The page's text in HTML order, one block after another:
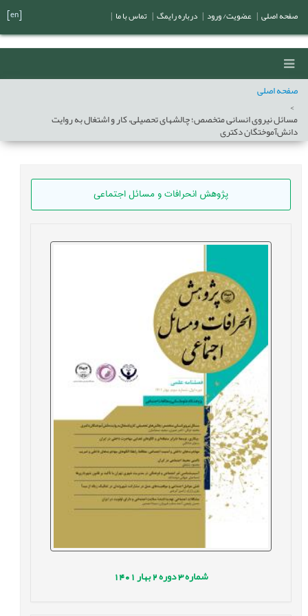
صفحه اصلی
مسائل نیروی انسانی متخصص؛ چالش‏های تحصیلی، کار و اشتغال به روایت
دانش‌‏آموختگان دکتری
پژوهش انحرافات و مسائل اجتماعی
شماره3 دوره2 بهار1401
صفحه اصلی عضویت/ ورود درباره رایمگ تماس با ما